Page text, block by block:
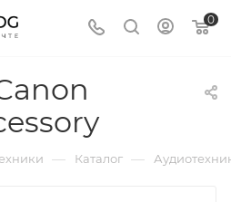
0
— Каталог —